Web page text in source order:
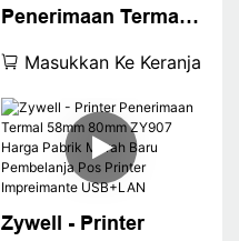
Penerimaan Termal
ZY907 Biaya Efektif
Printer Tiket USB
Termal USB Dijual
USB
Masukkan Ke Keranjang
Zywell - Printer